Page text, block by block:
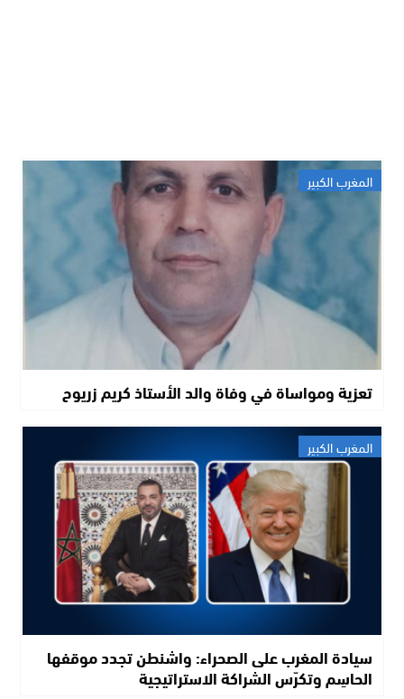
المغرب الكبير
تعزية ومواساة في وفاة والد الأستاذ كريم زريوح
المغرب الكبير
سيادة المغرب على الصحراء: واشنطن تجدد موقفها
الحاسِم وتكرّس الشراكة الاستراتيجية